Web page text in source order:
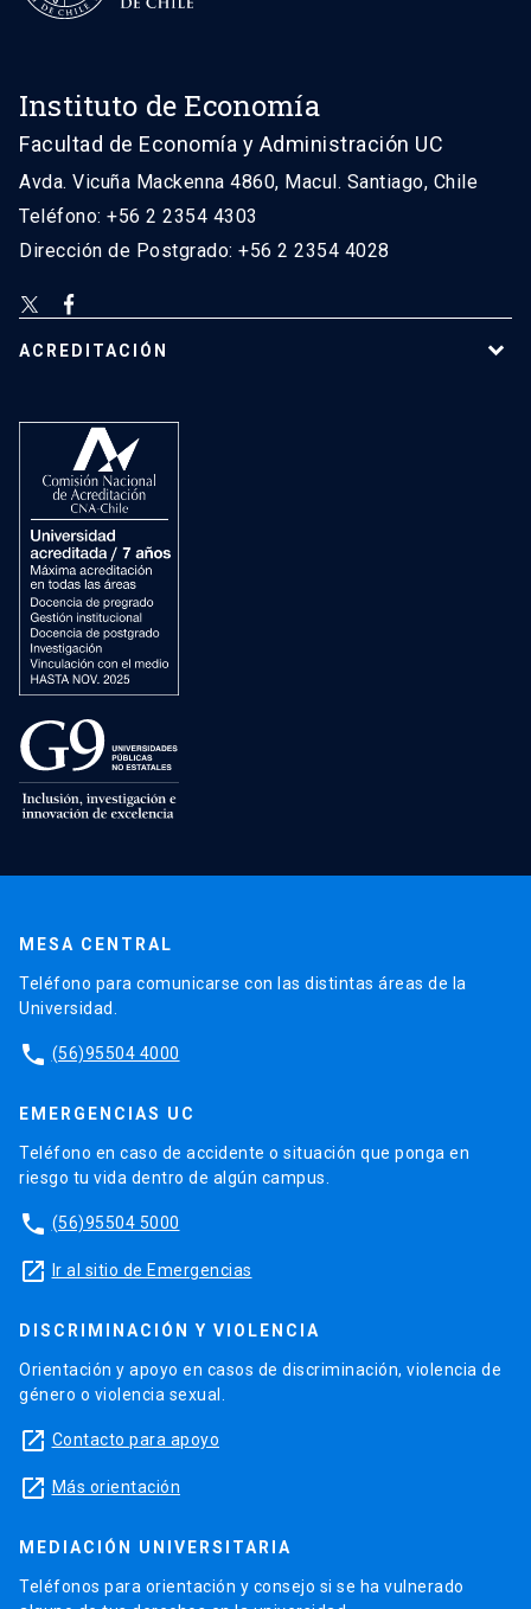
Instituto de Economía
Facultad de Economía y Administración UC
Avda. Vicuña Mackenna 4860, Macul. Santiago, Chile
Teléfono: +56 2 2354 4303
Dirección de Postgrado: +56 2 2354 4028
ACREDITACIÓN
MESA CENTRAL
Teléfono para comunicarse con las distintas áreas de la
Universidad.
phone (56)95504 4000
EMERGENCIAS UC
Teléfono en caso de accidente o situación que ponga en
riesgo tu vida dentro de algún campus.
phone (56)95504 5000
launch Ir al sitio de Emergencias
DISCRIMINACIÓN Y VIOLENCIA
Orientación y apoyo en casos de discriminación, violencia de
género o violencia sexual.
launch Contacto para apoyo
launch Más orientación
MEDIACIÓN UNIVERSITARIA
Teléfonos para orientación y consejo si se ha vulnerado